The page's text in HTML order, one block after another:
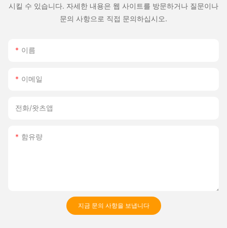
시킬 수 있습니다. 자세한 내용은 웹 사이트를 방문하거나 질문이나
문의 사항으로 직접 문의하십시오.
이름
이메일
전화/왓츠앱
함유량
지금 문의 사항을 보냅니다